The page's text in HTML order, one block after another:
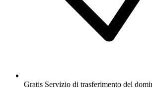
Gratis Servizio di trasferimento del